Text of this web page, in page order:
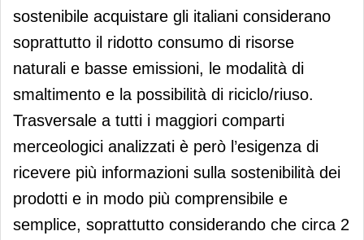
sostenibile acquistare gli italiani considerano
soprattutto il ridotto consumo di risorse
naturali e basse emissioni, le modalità di
smaltimento e la possibilità di riciclo/riuso.
Trasversale a tutti i maggiori comparti
merceologici analizzati è però l’esigenza di
ricevere più informazioni sulla sostenibilità dei
prodotti e in modo più comprensibile e
semplice, soprattutto considerando che circa 2